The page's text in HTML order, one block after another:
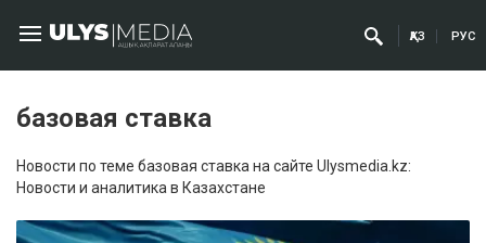
ҚАЗ РУС
базовая ставка
Новости по теме базовая ставка на сайте Ulysmedia.kz:
Новости и аналитика в Казахстане